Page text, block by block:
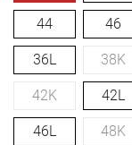
44 46
36L 38K
42K 42L
46L 48K